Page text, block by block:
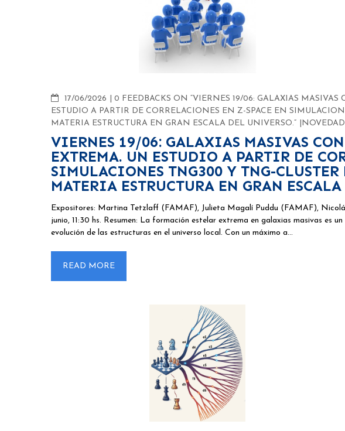
17/06/2026 COMMENTS
0 FEEDBACKS ON “VIERNES 19/06: GALAXIAS
ESTUDIO A PARTIR DE CORRELACIONES EN Z-SPACE EN
MATERIA ESTRUCTURA EN GRAN ESCALA DEL UNIVERSO.”
VIERNES 19/06: GALAXIAS MASIVAS
EXTREMA. UN ESTUDIO A PARTIR DE
SIMULACIONES TNG300 Y TNG-
MATERIA ESTRUCTURA EN GRAN
Expositores: Martina Tetzlaff (FAMAF), Julieta Magalí Puddu (FAMAF),
junio, 11:30 hs. Resumen: La formación estelar extrema en galaxias masivas es
evolución de las estructuras en el universo local. Con un máximo a…
READ MORE